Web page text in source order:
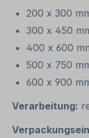
200 x 300
300 x 450
400 x 600
500 x 750
600 x 900
Verarbeitung: